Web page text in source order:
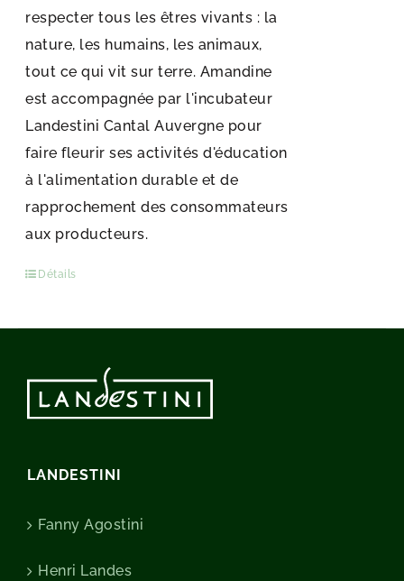
respecter tous les êtres vivants : la
nature, les humains, les animaux,
tout ce qui vit sur terre. Amandine
est accompagnée par l'incubateur
Landestini Cantal Auvergne pour
faire fleurir ses activités d'éducation
à l'alimentation durable et de
rapprochement des consommateurs
aux producteurs.
Détails
LANDESTINI
Fanny Agostini
Henri Landes